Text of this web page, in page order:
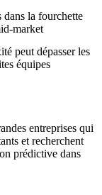
dans la fourchette
market
peut dépasser les
équipes
entreprises qui
et recherchent
prédictive dans